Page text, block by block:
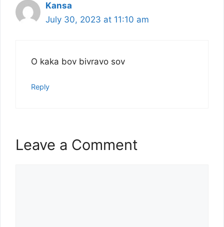
Kansa
July 30, 2023 at 11:10 am
O kaka bov bivravo sov
Reply
Leave a Comment